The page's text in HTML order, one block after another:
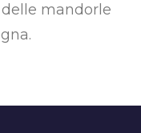
mandorle